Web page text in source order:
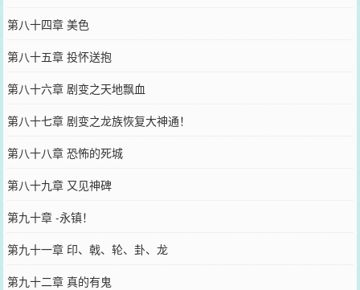
第八十四章 美色
第八十五章 投怀送抱
第八十六章 剧变之天地飘血
第八十七章 剧变之龙族恢复大神通！
第八十八章 恐怖的死城
第八十九章 又见神碑
第九十章 -永镇！
第九十一章 印、戟、轮、卦、龙
第九十二章 真的有鬼